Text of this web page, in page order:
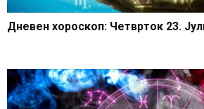
Дневен хороскоп: Четврток 23.